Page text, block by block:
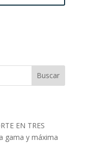
Buscar
EN TRES
gama y máxima